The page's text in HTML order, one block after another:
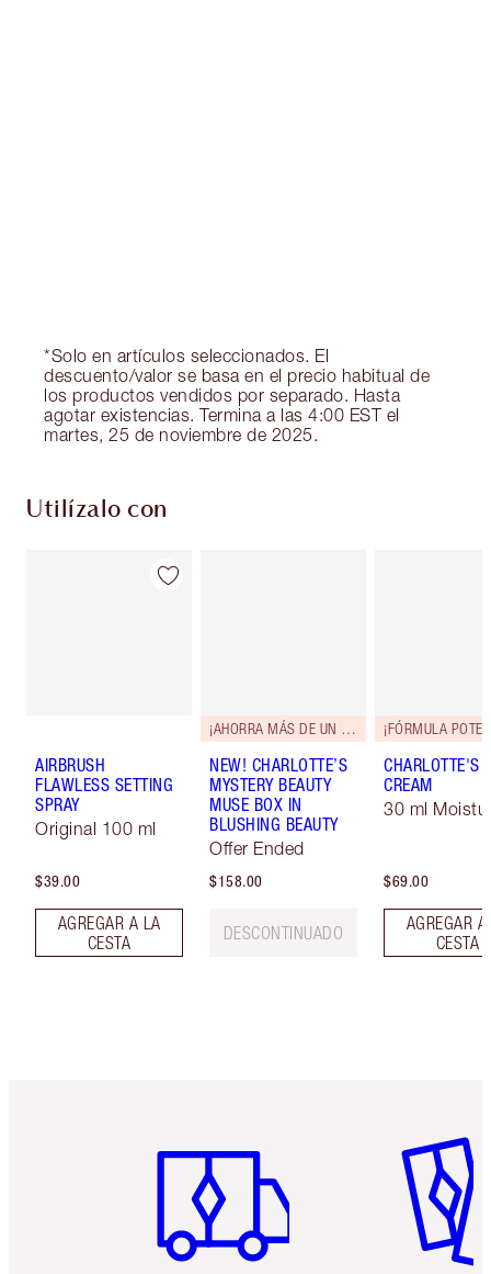
*Solo en artículos seleccionados. El
descuento/valor se basa en el precio habitual de
los productos vendidos por separado. Hasta
agotar existencias. Termina a las 4:00 EST el
martes, 25 de noviembre de 2025.
Utilízalo con
AIRBRUSH
FLAWLESS SETTING
SPRAY
Original 100 ml
$39.00
AGREGAR A LA
CESTA
¡AHORRA MÁS DE UN 50%!*
NEW! CHARLOTTE’S
MYSTERY BEAUTY
MUSE BOX IN
BLUSHING BEAUTY
Offer Ended
$158.00
DESCONTINUADO
CHARLOTTE'S
CREAM
30 ml
$69.00
AGREGAR
CESTA